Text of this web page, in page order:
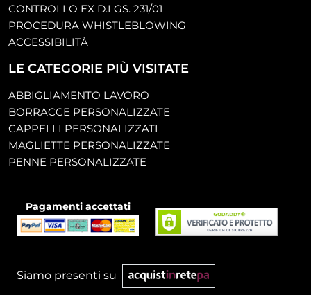
CONTROLLO EX D.LGS. 231/01
PROCEDURA WHISTLEBLOWING
ACCESSIBILITÀ
LE CATEGORIE PIÙ VISITATE
ABBIGLIAMENTO LAVORO
BORRACCE PERSONALIZZATE
CAPPELLI PERSONALIZZATI
MAGLIETTE PERSONALIZZATE
PENNE PERSONALIZZATE
Pagamenti accettati
Siamo presenti su